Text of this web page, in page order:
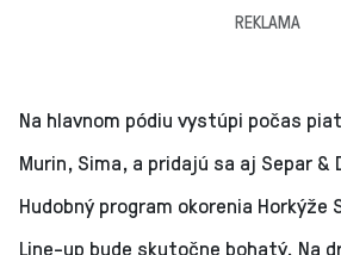
REKLAMA
Na hlavnom pódiu vystúpi počas
Murin, Sima, a pridajú sa aj Separ &
Hudobný program okorenia Horkýže
Line-up bude skutočne bohatý. Na